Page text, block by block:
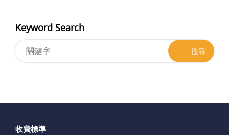
Keyword Search
搜尋
收費標準